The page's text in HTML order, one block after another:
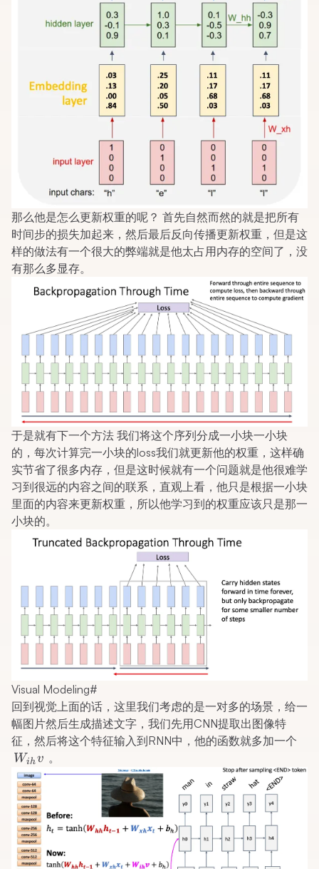
那么他是怎么更新权重的呢？ 首先自然而然的就是把所有
时间步的损失加起来，然后最后反向传播更新权重，但是这
样的做法有一个很大的弊端就是他太占用内存的空间了，没
有那么多显存。
于是就有下一个方法 我们将这个序列分成一小块一小块
的，每次计算完一小块的loss我们就更新他的权重，这样确
实节省了很多内存，但是这时候就有一个问题就是他很难学
习到很远的内容之间的联系，直观上看，他只是根据一小块
里面的内容来更新权重，所以他学习到的权重应该只是那一
小块的。
Visual Modeling#
回到视觉上面的话，这里我们考虑的是一对多的场景，给一
幅图片然后生成描述文字，我们先用CNN提取出图像特
征，然后将这个特征输入到RNN中，他的函数就多加一个
Wihv 。